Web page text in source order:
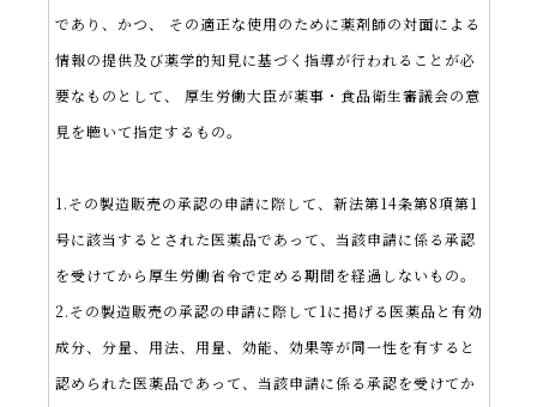
であり、かつ、 その適正な使用のために薬剤師の対面による
情報の提供及び薬学的知見に基づく指導が行われることが必
要なものとして、 厚生労働大臣が薬事・食品衛生審議会の意
見を聴いて指定するもの。
1.その製造販売の承認の申請に際して、新法第14条第8項第1
号に該当するとされた医薬品であって、当該申請に係る承認
を受けてから厚生労働省令で定める期間を経過しないもの。
2.その製造販売の承認の申請に際して1に掲げる医薬品と有効
成分、分量、用法、用量、効能、効果等が同一性を有すると
認められた医薬品であって、当該申請に係る承認を受けてか